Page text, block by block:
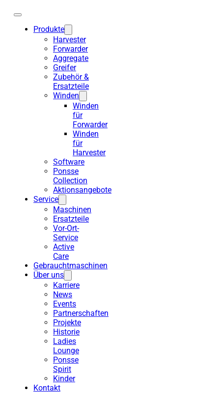
Produkte
Harvester
Forwarder
Aggregate
Greifer
Zubehör &
Ersatzteile
Winden
Winden
für
Forwarder
Winden
für
Harvester
Software
Ponsse
Collection
Aktionsangebote
Service
Maschinen
Ersatzteile
Vor-Ort-
Service
Active
Care
Gebrauchtmaschinen
Über uns
Karriere
News
Events
Partnerschaften
Projekte
Historie
Ladies
Lounge
Ponsse
Spirit
Kinder
Kontakt